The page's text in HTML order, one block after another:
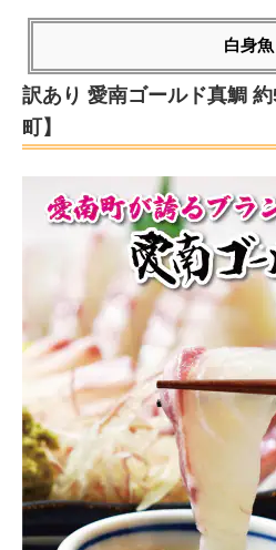
白身魚
訳あり 愛南ゴールド真鯛
町】